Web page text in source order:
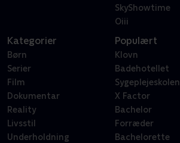
SkyShowtime
Oiii
Kategorier
Børn
Serier
Film
Dokumentar
Reality
Livsstil
Underholdning
Populært
Klovn
Badehotellet
Sygeplejeskolen
X Factor
Bachelor
Forræder
Bachelorette